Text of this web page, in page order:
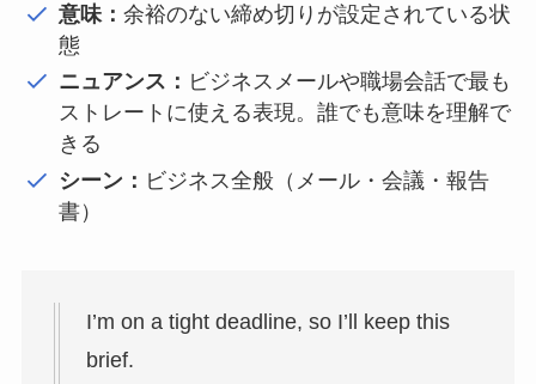
意味：余裕のない締め切りが設定されている状
態
ニュアンス： ビジネスメールや職場会話で最も
ストレートに使える表現。誰でも意味を理解で
きる
シーン： ビジネス全般（メール・会議・報告
書）
I’m on a tight deadline, so I’ll keep this
brief.